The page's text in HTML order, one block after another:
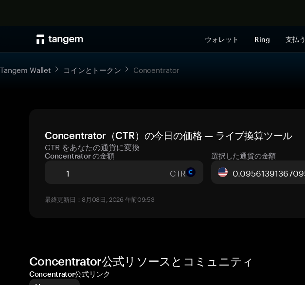
ウォレット Ring 支払う
Tangem Wallet コインとトークン Concentrator
Concentrator（CTR）の今日の価格 — ライブ換算ツール
CTR をあなたの通貨に変換
Concentrator の金額
CTR
選択した通貨の金額
最終更新日：8月08日, 2026 午前09:53
Concentrator公式リソースとコミュニティ
Concentrator公式リンク